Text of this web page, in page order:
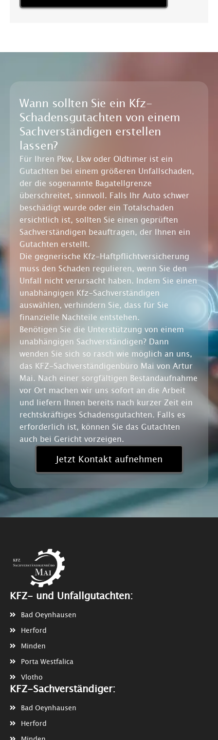
Wann sollten Sie ein Kfz-
Schadensgutachten von einem
Sachverständigen erstellen
lassen?
Für Ihren Pkw, Lkw oder Oldtimer ist ein
Gutachten bei einem größeren Unfallschaden,
der die sogenannte Bagatellgrenze
überschreitet, sinnvoll. Falls Ihr Auto schwer
beschädigt wurde oder ein Totalschaden
ersichtlich ist, sollten Sie einen geprüften
Sachverständigen beauftragen, der Ihnen ein
Gutachten erstellt.
Die gegnerische Kfz-Haftpflichtversicherung
muss den Schaden regulieren, wenn Sie den
Unfall nicht verursacht haben. Indem Sie einen
unabhängigen Kfz-Sachverständigen
auswählen, verhindern Sie, dass für Sie
finanzielle Nachteile entstehen.
Benötigen Sie die Unterstützung von einem
unabhängigen Sachverständigen? Dann
wenden Sie sich so rasch wie möglich an uns,
das KFZ-Sachverständigenbüro Mai von Artur
Mai. Nach einer sorgfältigen Bestandaufnahme
vor Ort machen wir uns sofort an die Arbeit
und liefern Ihnen bereits nach kurzer Zeit ein
rechtskräftiges Schadensgutachten. Falls es
erforderlich ist, können Sie das Gutachten
auch bei Gericht vorzeigen.
Jetzt Kontakt aufnehmen
KFZ- und Unfallgutachten:
Bad Oeynhausen
Herford
Minden
Porta Westfalica
Vlotho
KFZ-Sachverständiger:
Bad Oeynhausen
Herford